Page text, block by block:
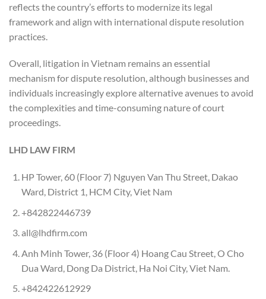
reflects the country’s efforts to modernize its legal
framework and align with international dispute resolution
practices.
Overall, litigation in Vietnam remains an essential
mechanism for dispute resolution, although businesses and
individuals increasingly explore alternative avenues to avoid
the complexities and time-consuming nature of court
proceedings.
LHD LAW FIRM
HP Tower, 60 (Floor 7) Nguyen Van Thu Street, Dakao
Ward, District 1, HCM City, Viet Nam
+842822446739
all@lhdfirm.com
Anh Minh Tower, 36 (Floor 4) Hoang Cau Street, O Cho
Dua Ward, Dong Da District, Ha Noi City, Viet Nam.
+842422612929